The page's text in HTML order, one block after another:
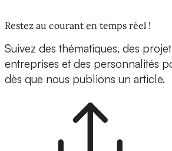
Restez au courant en temps réel !
Suivez des thématiques, des
entreprises et des personnalités
dès que nous publions un article.